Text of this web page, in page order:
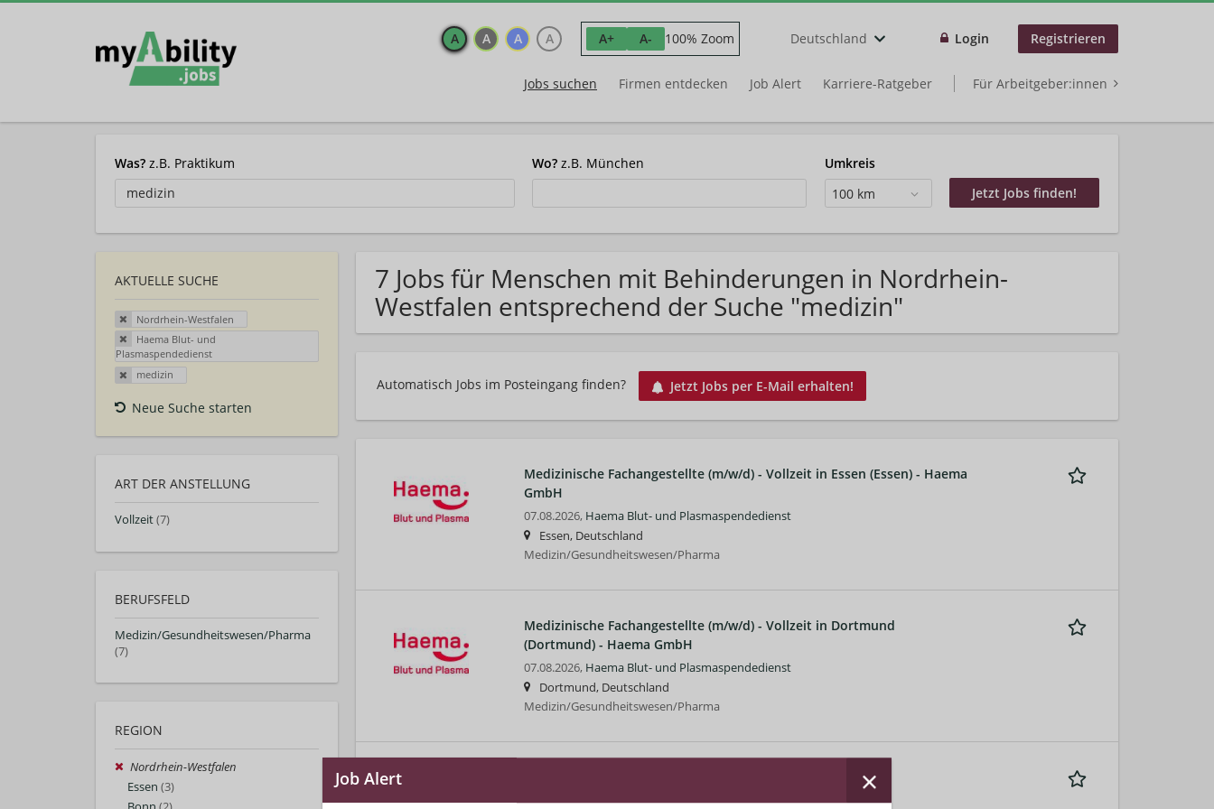
A A A A A+ A- 100% Zoom Deutschland Login Registrieren
Jobs suchen Firmen entdecken Job Alert Karriere-Ratgeber Für Arbeitgeber:innen
Was? z.B. Praktikum Wo? z.B. München
Umkreis
100 km
AKTUELLE SUCHE
Nordrhein-Westfalen
Haema Blut- und
Plasmaspendedienst
medizin
Neue Suche starten
ART DER ANSTELLUNG
Vollzeit(7)
BERUFSFELD
Medizin/Gesundheitswesen/Pharma
(7)
REGION
Nordrhein-Westfalen
Essen (3)
7 Jobs für Menschen mit Behinderungen in Nordrhein-
Westfalen entsprechend der Suche "medizin"
Automatisch Jobs im Posteingang finden? Jetzt Jobs per E-Mail erhalten!
Medizinische Fachangestellte (m/w/d) - Vollzeit in Essen (Essen) - Haema
GmbH
07.08.2026, Haema Blut- und Plasmaspendedienst
Essen, Deutschland
Medizin/Gesundheitswesen/Pharma
Medizinische Fachangestellte (m/w/d) - Vollzeit in Dortmund
(Dortmund) - Haema GmbH
07.08.2026, Haema Blut- und Plasmaspendedienst
Dortmund, Deutschland
Medizin/Gesundheitswesen/Pharma
06.08.2026,Haema Blut- und Plasmaspendedienst